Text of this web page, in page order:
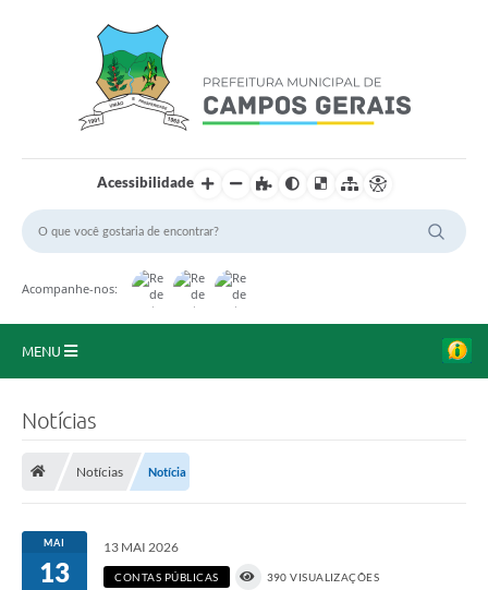
Acessibilidade
Acompanhe-nos:
MENU
Portal da Transparência
Secretarias
Notícias
Notícias Notícia
MAI
13
13 MAI 2026
CONTAS PÚBLICAS 390 VISUALIZAÇÕES